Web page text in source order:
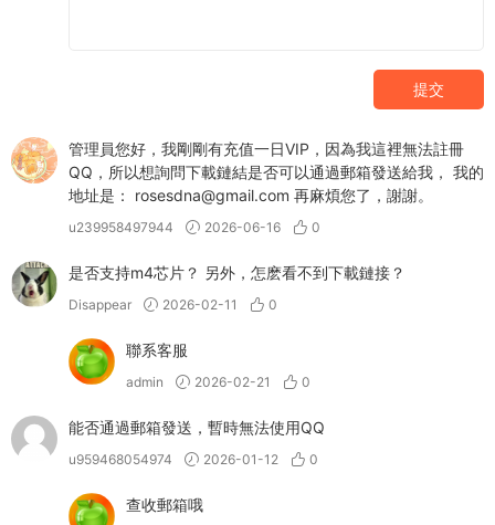
提交
管理員您好，我剛剛有充值一日VIP，因為我這裡無法註冊
QQ，所以想詢問下載鏈結是否可以通過郵箱發送給我， 我的
地址是： rosesdna@gmail.com 再麻煩您了，謝謝。
u239958497944 2026-06-16 0
是否支持m4芯片？ 另外，怎麽看不到下載鏈接？
Disappear 2026-02-11 0
聯系客服
admin 2026-02-21 0
能否通過郵箱發送，暫時無法使用QQ
u959468054974 2026-01-12 0
查收郵箱哦